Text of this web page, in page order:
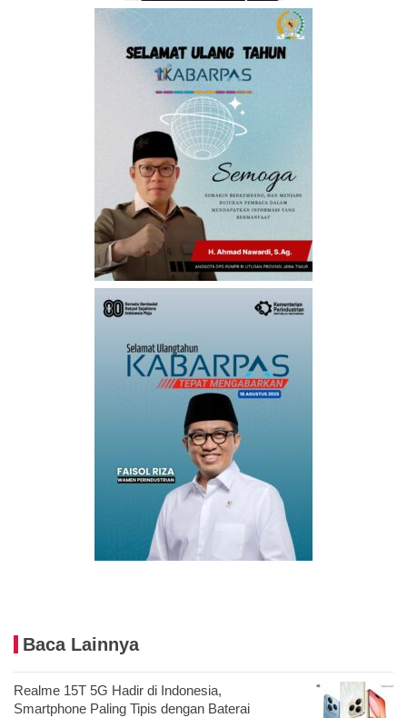
Baca Lainnya
Realme 15T 5G Hadir di Indonesia,
Smartphone Paling Tipis dengan Baterai